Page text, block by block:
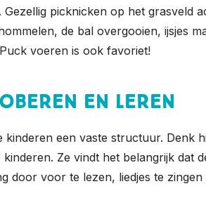
Gezellig picknicken op het grasveld
de bal overgooien, ijsjes
voeren is ook favoriet!
en leren
kinderen een vaste structuur. Denk
kinderen. Ze vindt het belangrijk dat
door voor te lezen, liedjes te zingen